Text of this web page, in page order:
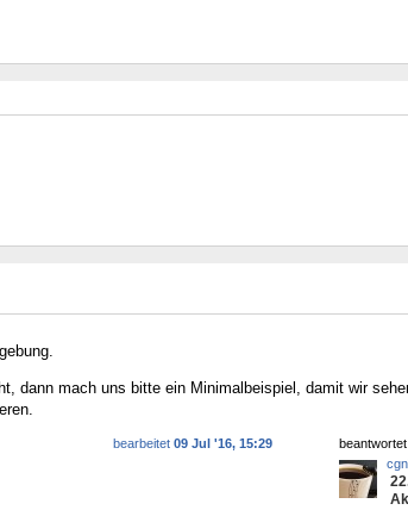
dann mach uns bitte ein Minimalbeispiel, damit wir
beantwortet
bearbeitet 09 Jul '16, 15:29